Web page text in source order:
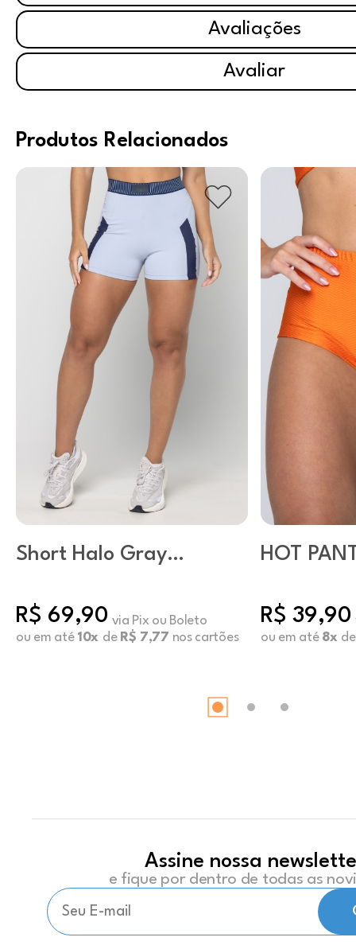
Avaliações
Avaliar
Produtos Relacionados
Short Halo Gray
R$ 69,90 via Pix ou Boleto
ou em até 10x de R$ 7,77 nos cartões
HOT
R$ 39,90
ou em até 8x
Assine nossa
e fique por dentro de todas as